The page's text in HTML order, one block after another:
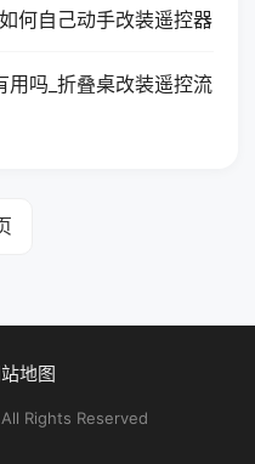
何自己动手改装遥控器
用吗_折叠桌改装遥控流
地图
Rights Reserved